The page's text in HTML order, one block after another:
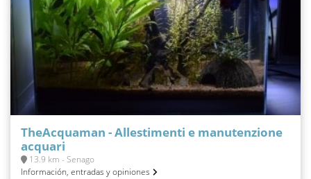
TheAcquaman - Allestimenti e manutenzione
acquari
13.9 km - Senago
Información, entradas y opiniones